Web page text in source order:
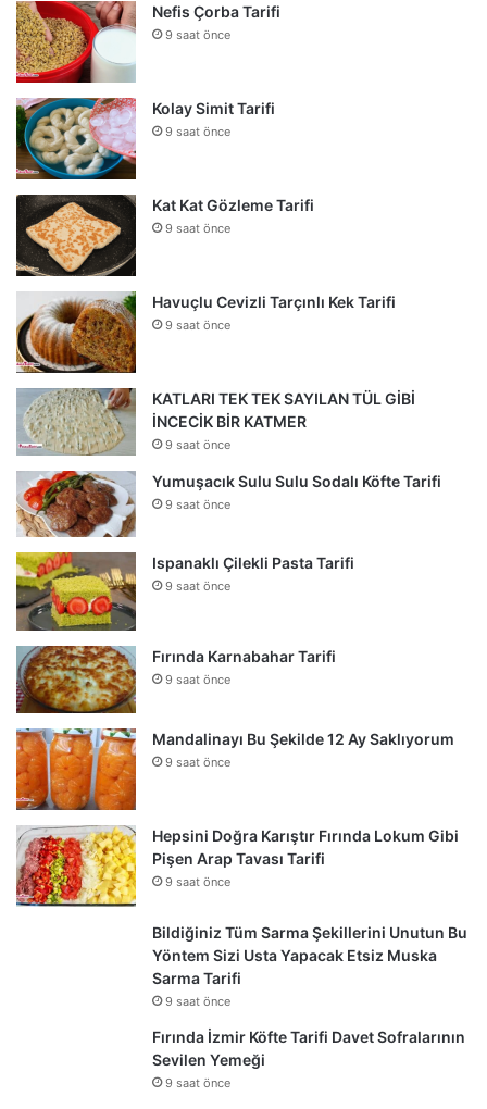
Nefis Çorba Tarifi
9 saat önce
Kolay Simit Tarifi
9 saat önce
Kat Kat Gözleme Tarifi
9 saat önce
Havuçlu Cevizli Tarçınlı Kek Tarifi
9 saat önce
KATLARI TEK TEK SAYILAN TÜL GİBİ
İNCECİK BİR KATMER
9 saat önce
Yumuşacık Sulu Sulu Sodalı Köfte Tarifi
9 saat önce
Ispanaklı Çilekli Pasta Tarifi
9 saat önce
Fırında Karnabahar Tarifi
9 saat önce
Mandalinayı Bu Şekilde 12 Ay Saklıyorum
9 saat önce
Hepsini Doğra Karıştır Fırında Lokum Gibi
Pişen Arap Tavası Tarifi
9 saat önce
Bildiğiniz Tüm Sarma Şekillerini Unutun Bu
Yöntem Sizi Usta Yapacak Etsiz Muska
Sarma Tarifi
9 saat önce
Fırında İzmir Köfte Tarifi Davet Sofralarının
Sevilen Yemeği
9 saat önce